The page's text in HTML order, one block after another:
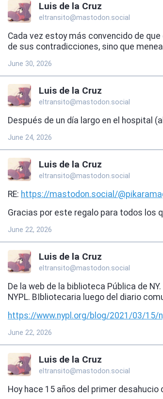
Luis de la Cruz
eltransito@mastodon.social
Cada vez estoy más convencido de
de sus contradicciones, sino que
June 30, 2026
Luis de la Cruz
eltransito@mastodon.social
Después de un día largo en el hospital
June 24, 2026
Luis de la Cruz
eltransito@mastodon.social
RE: https://mastodon.social/
Gracias por este regalo para todos los
June 22, 2026
Luis de la Cruz
eltransito@mastodon.social
De la web de la biblioteca Pública de
NYPL. BIbliotecaria luego del diario
https://www.nypl.org/blog/2021/03/15/
June 22, 2026
Luis de la Cruz
eltransito@mastodon.social
Hoy hace 15 años del primer